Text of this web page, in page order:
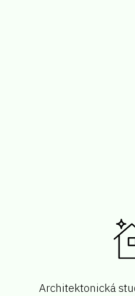
Architektonická